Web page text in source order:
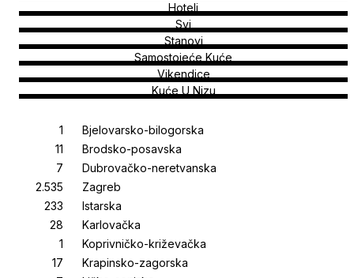
Hoteli
Svi
Stanovi
Samostojeće Kuće
Vikendice
Kuće U Nizu
Bjelovarsko-bilogorska
Brodsko-posavska
Dubrovačko-neretvanska
Zagreb
Istarska
Karlovačka
Koprivničko-križevačka
Krapinsko-zagorska